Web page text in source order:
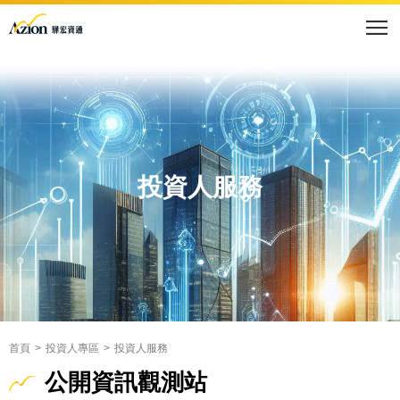
投資人服務
首頁 投資人專區 投資人服務
公開資訊觀測站